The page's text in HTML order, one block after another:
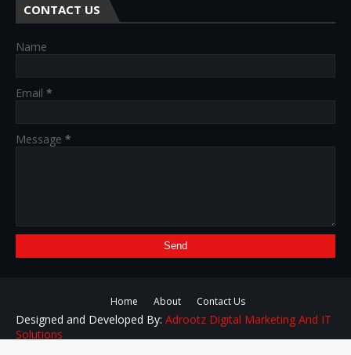
CONTACT US
Name
Email *
Message *
Home About Contact Us
Designed and Developed By: Adrootz Digital Marketing And IT
Solutions